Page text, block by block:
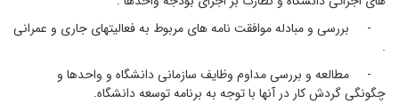
- بررسی و مبادله موافقت نامه های مربوط به فعالیتهای جاری و عمرانی
.
- مطالعه و بررسی مداوم وظایف سازمانی دانشگاه و واحدها و
چگونگی گردش کار در آنها با توجه به برنامه توسعه دانشگاه.